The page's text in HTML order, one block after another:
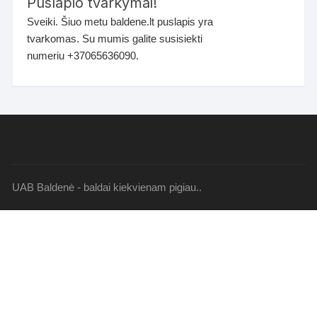
Sveiki. Šiuo metu baldene.lt puslapis yra
tvarkomas. Su mumis galite susisiekti
numeriu +37065636090.
UAB Baldenė - baldai kiekvienam pigiau..